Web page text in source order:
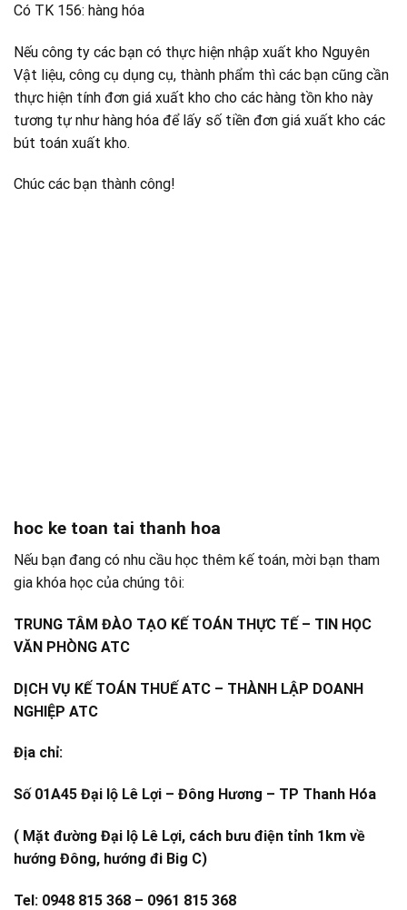
Có TK 156: hàng hóa
Nếu công ty các bạn có thực hiện nhập xuất kho Nguyên
Vật liệu, công cụ dụng cụ, thành phẩm thì các bạn cũng cần
thực hiện tính đơn giá xuất kho cho các hàng tồn kho này
tương tự như hàng hóa để lấy số tiền đơn giá xuất kho các
bút toán xuất kho.
Chúc các bạn thành công!
hoc ke toan tai thanh hoa
Nếu bạn đang có nhu cầu học thêm kế toán, mời bạn tham
gia khóa học của chúng tôi:
TRUNG TÂM ĐÀO TẠO KẾ TOÁN THỰC TẾ – TIN HỌC
VĂN PHÒNG ATC
DỊCH VỤ KẾ TOÁN THUẾ ATC – THÀNH LẬP DOANH
NGHIỆP ATC
Địa chỉ:
Số 01A45 Đại lộ Lê Lợi – Đông Hương – TP Thanh Hóa
( Mặt đường Đại lộ Lê Lợi, cách bưu điện tỉnh 1km về
hướng Đông, hướng đi Big C)
Tel: 0948 815 368 – 0961 815 368